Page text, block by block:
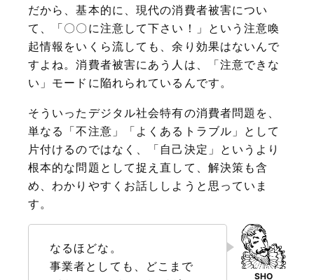
だから、基本的に、現代の消費者被害につい
て、「〇〇に注意して下さい！」という注意喚
起情報をいくら流しても、余り効果はないんで
すよね。消費者被害にあう人は、「注意できな
い」モードに陥れられているんです。
そういったデジタル社会特有の消費者問題を、
単なる「不注意」「よくあるトラブル」として
片付けるのではなく、「自己決定」というより
根本的な問題として捉え直して、解決策も含
め、わかりやすくお話ししようと思っていま
す。
なるほどな。
事業者としても、どこまで